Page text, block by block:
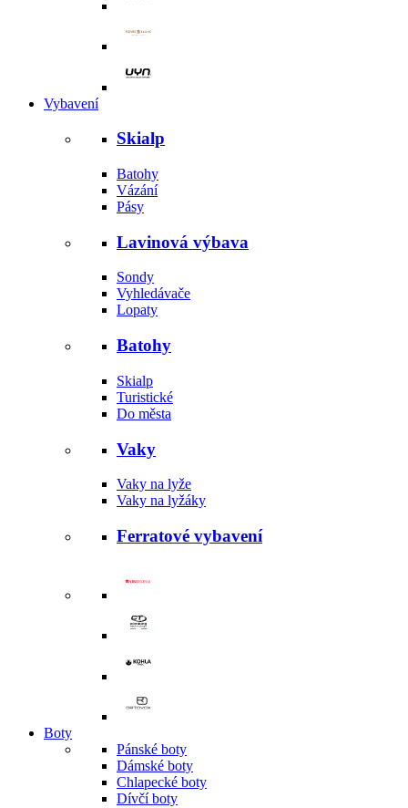
Vybavení
Skialp
Batohy
Vázání
Pásy
Lavinová výbava
Sondy
Vyhledávače
Lopaty
Batohy
Skialp
Turistické
Do města
Vaky
Vaky na lyže
Vaky na lyžáky
Ferratové vybavení
Boty
Pánské boty
Dámské boty
Chlapecké boty
Dívčí boty